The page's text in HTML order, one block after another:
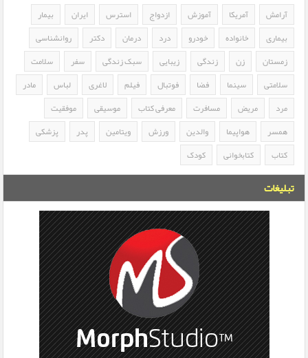
آرامش آمریکا آموزش ازدواج استرس ایران
بیمار
بیماری
خانواده خودرو درد درمان دکتر
روانشناسی
زمستان
زن زندگی زیبایی سبک زندگی سفر
سلامت
سلامتی
سینما فضا فوتبال فیلم لاغری لباس
مادر
مرد
مریض مسافرت معرفی کتاب موسیقی
موفقیت
همسر
هواپیما والدین ورزش ویتامین پدر
پزشکی
کتاب
کتابخوانی کودک
تبلیغات